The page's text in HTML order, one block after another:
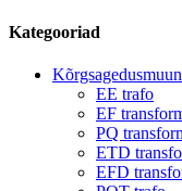
Kategooriad
EE trafo
EF
PQ
ETD
EFD